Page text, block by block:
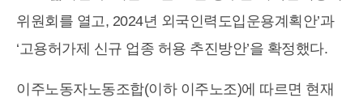
위원회를 열고, 2024년 외국인력도입운용계획안’과
‘고용허가제 신규 업종 허용 추진방안’을 확정했다.
이주노동자노동조합(이하 이주노조)에 따르면 현재